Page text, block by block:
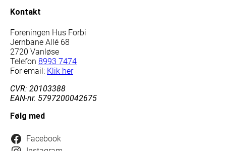
Kontakt
Foreningen Hus Forbi
Jernbane Allé 68
2720 Vanløse
Telefon 8993 7474
For email: Klik her
CVR: 20103388
EAN-nr. 5797200042675
Følg med
Facebook